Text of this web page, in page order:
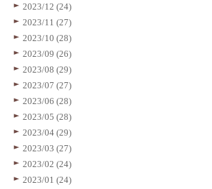
2023/12 (24)
2023/11 (27)
2023/10 (28)
2023/09 (26)
2023/08 (29)
2023/07 (27)
2023/06 (28)
2023/05 (28)
2023/04 (29)
2023/03 (27)
2023/02 (24)
2023/01 (24)